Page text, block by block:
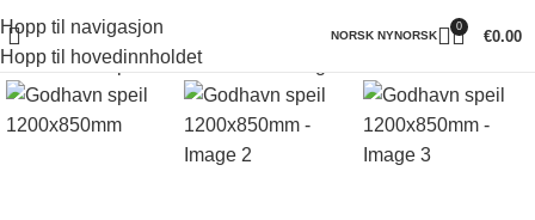
Hopp til navigasjon
Hopp til hovedinnholdet
NORSK NYNORSK
0
€0.00
Klikk for å forstørre